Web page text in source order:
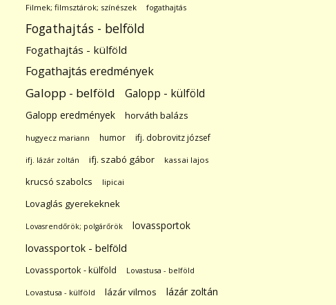
Filmek; filmsztárok; színészek fogathajtás
Fogathajtás - belföld
Fogathajtás - külföld
Fogathajtás eredmények
Galopp - belföld Galopp - külföld
Galopp eredmények horváth balázs
hugyecz mariann humor ifj. dobrovitz józsef
ifj. lázár zoltán ifj. szabó gábor kassai lajos
krucsó szabolcs lipicai
Lovaglás gyerekeknek
Lovasrendőrök; polgárőrök
lovassportok
lovassportok - belföld
Lovassportok - külföld Lovastusa - belföld
Lovastusa - külföld lázár vilmos lázár zoltán